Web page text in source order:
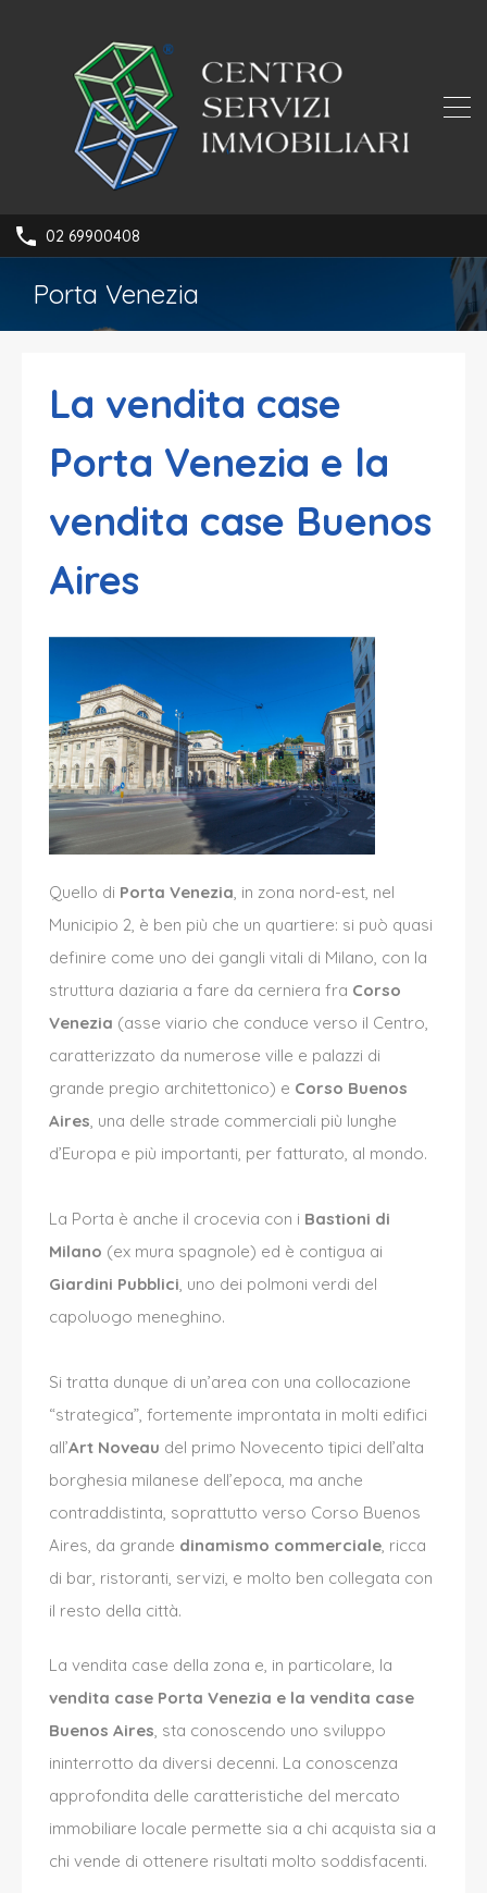
02 69900408
Porta Venezia
La vendita case
Porta Venezia e la
vendita case Buenos
Aires
Quello di Porta Venezia, in zona nord-est, nel
Municipio 2, è ben più che un quartiere: si può quasi
definire come uno dei gangli vitali di Milano, con la
struttura daziaria a fare da cerniera fra Corso
Venezia (asse viario che conduce verso il Centro,
caratterizzato da numerose ville e palazzi di
grande pregio architettonico) e Corso Buenos
Aires, una delle strade commerciali più lunghe
d’Europa e più importanti, per fatturato, al mondo.
La Porta è anche il crocevia con i Bastioni di
Milano (ex mura spagnole) ed è contigua ai
Giardini Pubblici, uno dei polmoni verdi del
capoluogo meneghino.
Si tratta dunque di un’area con una collocazione
“strategica”, fortemente improntata in molti edifici
all’Art Noveau del primo Novecento tipici dell’alta
borghesia milanese dell’epoca, ma anche
contraddistinta, soprattutto verso Corso Buenos
Aires, da grande dinamismo commerciale, ricca
di bar, ristoranti, servizi, e molto ben collegata con
il resto della città.
La vendita case della zona e, in particolare, la
vendita case Porta Venezia e la vendita case
Buenos Aires, sta conoscendo uno sviluppo
ininterrotto da diversi decenni. La conoscenza
approfondita delle caratteristiche del mercato
immobiliare locale permette sia a chi acquista sia a
chi vende di ottenere risultati molto soddisfacenti.